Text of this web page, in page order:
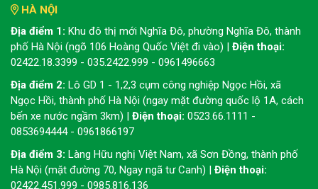
HÀ NỘI
Địa điểm 1: Khu đô thị mới Nghĩa Đô, phường Nghĩa Đô, thành
phố Hà Nội (ngõ 106 Hoàng Quốc Việt đi vào) | Điện thoại:
02422.18.3399 - 035.2422.999 - 0961496663
Địa điểm 2: Lô GD 1 - 1,2,3 cụm công nghiệp Ngọc Hồi, xã
Ngọc Hồi, thành phố Hà Nội (ngay mặt đường quốc lộ 1A, cách
bến xe nước ngầm 3km) | Điện thoại: 0523.66.1111 -
0853694444 - 0961866197
Địa điểm 3: Làng Hữu nghị Việt Nam, xã Sơn Đồng, thành phố
Hà Nội (mặt đường 70, Ngay ngã tư Canh) | Điện thoại:
02422.451.999 - 0985.816.136